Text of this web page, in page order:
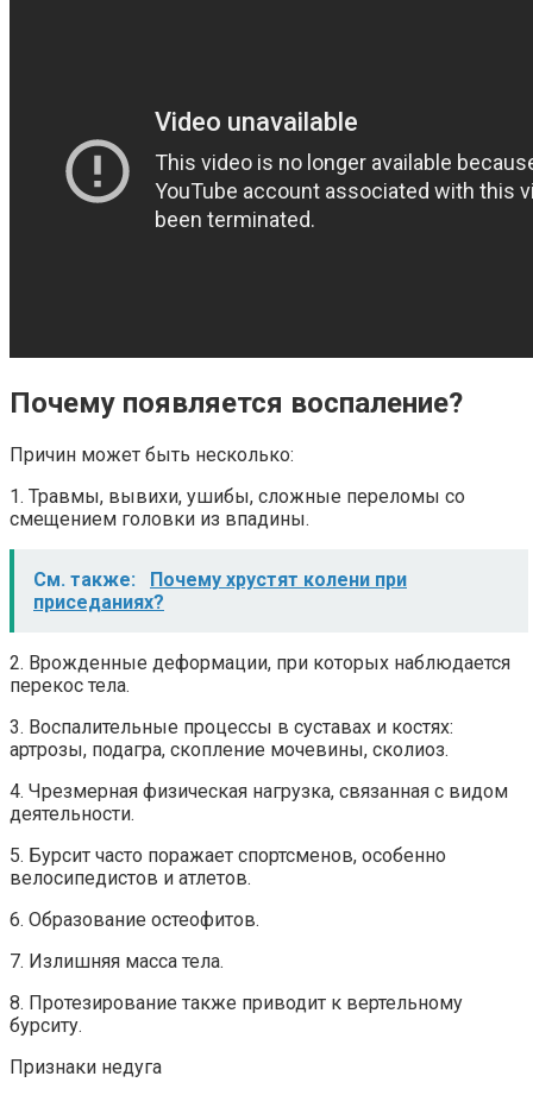
Почему появляется воспаление?
Причин может быть несколько:
1. Травмы, вывихи, ушибы, сложные переломы со
смещением головки из впадины.
См. также:
Почему хрустят колени при
приседаниях?
2. Врожденные деформации, при которых наблюдается
перекос тела.
3. Воспалительные процессы в суставах и костях:
артрозы, подагра, скопление мочевины, сколиоз.
4. Чрезмерная физическая нагрузка, связанная с видом
деятельности.
5. Бурсит часто поражает спортсменов, особенно
велосипедистов и атлетов.
6. Образование остеофитов.
7. Излишняя масса тела.
8. Протезирование также приводит к вертельному
бурситу.
Признаки недуга